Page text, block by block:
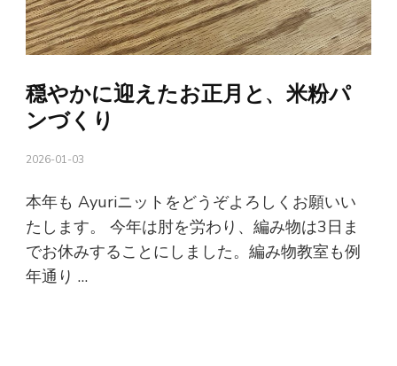
穏やかに迎えたお正月と、米粉パ
ンづくり
2026-01-03
本年も Ayuriニットをどうぞよろしくお願いい
たします。 今年は肘を労わり、編み物は3日ま
でお休みすることにしました。編み物教室も例
年通り …